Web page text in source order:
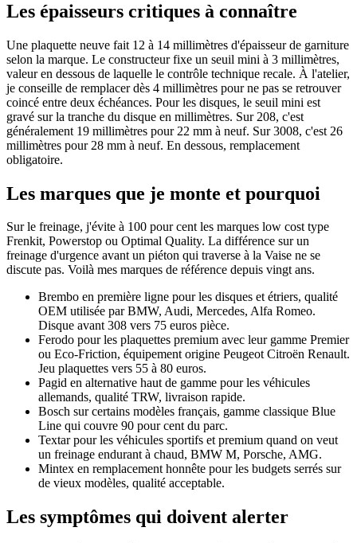
Les épaisseurs critiques à connaître
Une plaquette neuve fait 12 à 14 millimètres d'épaisseur de garniture
selon la marque. Le constructeur fixe un seuil mini à 3 millimètres,
valeur en dessous de laquelle le contrôle technique recale. À l'atelier,
je conseille de remplacer dès 4 millimètres pour ne pas se retrouver
coincé entre deux échéances. Pour les disques, le seuil mini est
gravé sur la tranche du disque en millimètres. Sur 208, c'est
généralement 19 millimètres pour 22 mm à neuf. Sur 3008, c'est 26
millimètres pour 28 mm à neuf. En dessous, remplacement
obligatoire.
Les marques que je monte et pourquoi
Sur le freinage, j'évite à 100 pour cent les marques low cost type
Frenkit, Powerstop ou Optimal Quality. La différence sur un
freinage d'urgence avant un piéton qui traverse à la Vaise ne se
discute pas. Voilà mes marques de référence depuis vingt ans.
Brembo en première ligne pour les disques et étriers, qualité
OEM utilisée par BMW, Audi, Mercedes, Alfa Romeo.
Disque avant 308 vers 75 euros pièce.
Ferodo pour les plaquettes premium avec leur gamme Premier
ou Eco-Friction, équipement origine Peugeot Citroën Renault.
Jeu plaquettes vers 55 à 80 euros.
Pagid en alternative haut de gamme pour les véhicules
allemands, qualité TRW, livraison rapide.
Bosch sur certains modèles français, gamme classique Blue
Line qui couvre 90 pour cent du parc.
Textar pour les véhicules sportifs et premium quand on veut
un freinage endurant à chaud, BMW M, Porsche, AMG.
Mintex en remplacement honnête pour les budgets serrés sur
de vieux modèles, qualité acceptable.
Les symptômes qui doivent alerter